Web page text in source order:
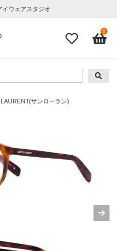
ウェアスタジオ
0
サンローラン)